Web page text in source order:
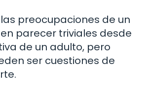
preocupaciones de un
parecer triviales desde
de un adulto, pero
ser cuestiones de